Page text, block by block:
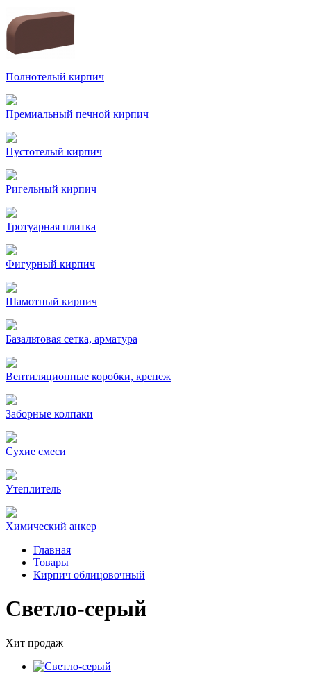
Полнотелый кирпич
Премиальный печной кирпич
Пустотелый кирпич
Ригельный кирпич
Тротуарная плитка
Фигурный кирпич
Шамотный кирпич
Базальтовая сетка, арматура
Вентиляционные коробки, крепеж
Заборные колпаки
Сухие смеси
Утеплитель
Химический анкер
Главная
Товары
Кирпич облицовочный
Светло-серый
Хит продаж